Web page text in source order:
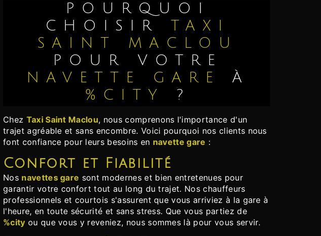
POURQUOI
CHOISIRTAXI
SAINT MACLOU
POUR VOTRE
NAVETTE GARE
À
%CITY
?
Chez Taxi Saint Maclou, nous comprenons l'importance d'un
trajet agréable et sans encombre. Voici pourquoi nos clients nous
font confiance pour leurs besoins en navette gare :
Confort et Fiabilité
Nos navettes gare sont modernes et bien entretenues pour
garantir votre confort tout au long du trajet. Nos chauffeurs
professionnels et courtois s'assurent que vous arriviez à la gare à
l'heure, en toute sécurité et sans stress. Que vous partiez de
%city ou que vous y reveniez, nous sommes là pour vous servir.